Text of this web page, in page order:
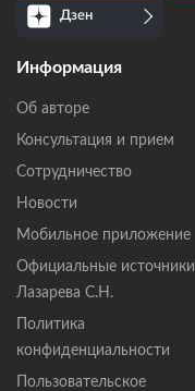
Дзен
Информация
Об авторе
Консультация и прием
Сотрудничество
Новости
Мобильное приложение
Официальные источники
Лазарева С.Н.
Политика
конфиденциальности
Пользовательское